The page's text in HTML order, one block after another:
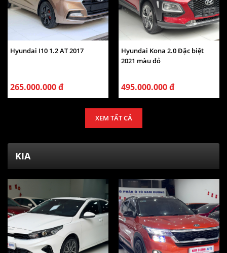
Hyundai I10 1.2 AT 2017
265.000.000 đ
Hyundai Kona 2.0 Đặc biệt
2021 màu đỏ
495.000.000 đ
XEM TẤT CẢ
KIA